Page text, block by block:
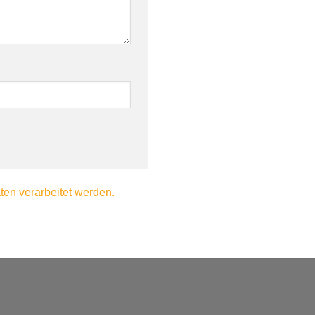
verarbeitet werden.